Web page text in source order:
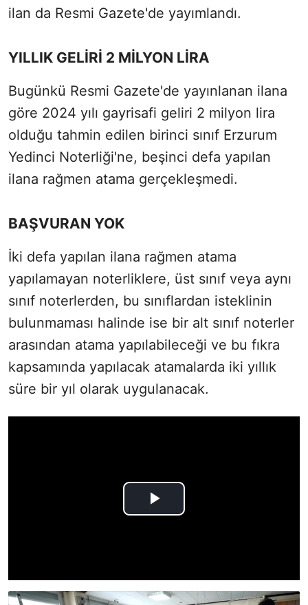
ilan da Resmi Gazete'de yayımlandı.
YILLIK GELİRİ 2 MİLYON LİRA
Bugünkü Resmi Gazete'de yayınlanan ilana
göre 2024 yılı gayrisafi geliri 2 milyon lira
olduğu tahmin edilen birinci sınıf Erzurum
Yedinci Noterliği'ne, beşinci defa yapılan
ilana rağmen atama gerçekleşmedi.
BAŞVURAN YOK
İki defa yapılan ilana rağmen atama
yapılamayan noterliklere, üst sınıf veya aynı
sınıf noterlerden, bu sınıflardan isteklinin
bulunmaması halinde ise bir alt sınıf noterler
arasından atama yapılabileceği ve bu fıkra
kapsamında yapılacak atamalarda iki yıllık
süre bir yıl olarak uygulanacak.